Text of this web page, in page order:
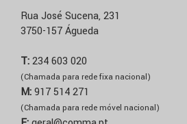
Rua José Sucena, 231
3750-157 Águeda
T:234 603 020
(Chamada para rede fixa nacional)
M:917 514 271
(Chamada para rede móvel nacional)